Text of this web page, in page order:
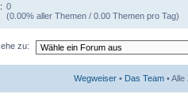
0
(0.00% aller Themen / 0.00 Themen pro Tag)
zu:
Wegweiser • Das Team •